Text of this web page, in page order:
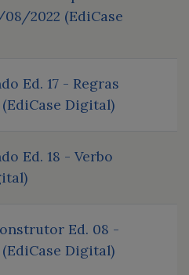
2022 (EdiCase
Ed. 17 - Regras
Digital)
Ed. 18 - Verbo
Ed. 08 -
Digital)